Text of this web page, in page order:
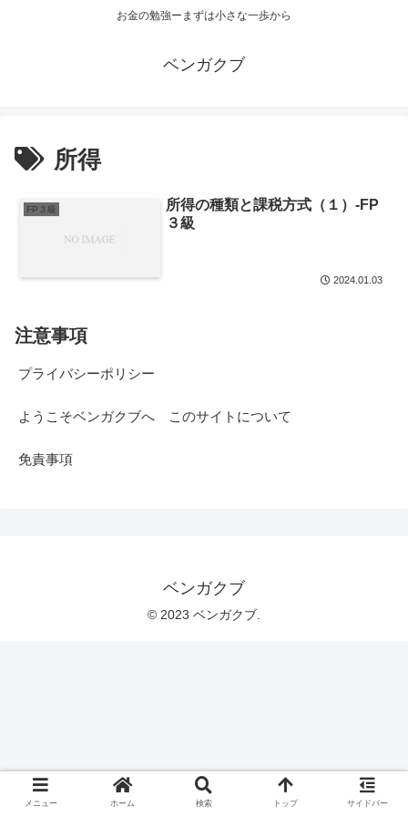
お金の勉強ーまずは小さな一歩から
ベンガクブ
所得
FP３級
所得の種類と課税方式（１）-FP
３級
2024.01.03
注意事項
プライバシーポリシー
ようこそベンガクブへ このサイトについて
免責事項
ベンガクブ
© 2023 ベンガクブ.
メニュー ホーム 検索 トップ サイドバー